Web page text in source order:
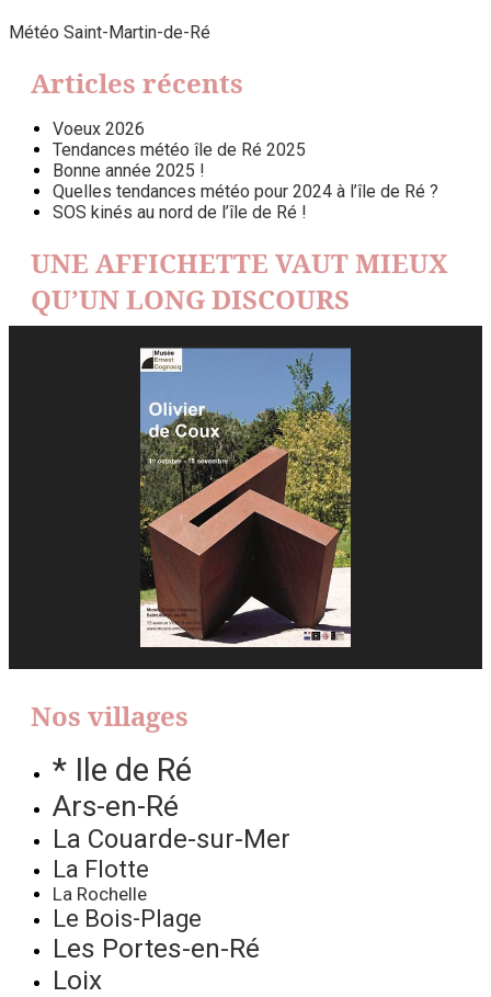
Météo Saint-Martin-de-Ré
Articles récents
Voeux 2026
Tendances météo île de Ré 2025
Bonne année 2025 !
Quelles tendances météo pour 2024 à l’île de Ré ?
SOS kinés au nord de l’île de Ré !
UNE AFFICHETTE VAUT MIEUX
QU’UN LONG DISCOURS
Nos villages
* Ile de Ré
Ars-en-Ré
La Couarde-sur-Mer
La Flotte
La Rochelle
Le Bois-Plage
Les Portes-en-Ré
Loix